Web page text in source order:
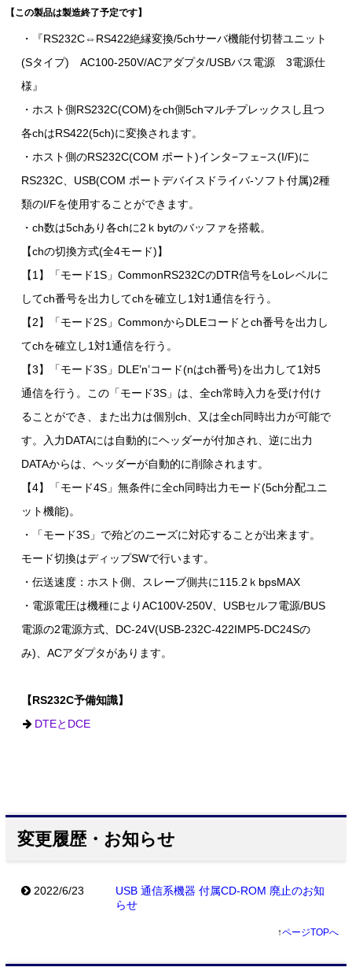
【この製品は製造終了予定です】
・『RS232C⇔RS422絶縁変換/5chサーバ機能付切替ユニット
(Sタイプ) AC100-250V/ACアダプタ/USBバス電源 3電源仕
様』
・ホスト側RS232C(COM)をch側5chマルチプレックスし且つ
各chはRS422(5ch)に変換されます。
・ホスト側のRS232C(COM ポート)インタ−フェ−ス(I/F)に
RS232C、USB(COM ポートデバイスドライバ-ソフト付属)2種
類のI/Fを使用することができます。
・ch数は5chあり各chに2ｋbytのバッファを搭載。
【chの切換方式(全4モード)】
【1】「モード1S」CommonRS232CのDTR信号をLoレベルに
してch番号を出力してchを確立し1対1通信を行う。
【2】「モード2S」CommonからDLEコードとch番号を出力し
てchを確立し1対1通信を行う。
【3】「モード3S」DLE’n’コード(nはch番号)を出力して1対5
通信を行う。この「モード3S」は、全ch常時入力を受け付け
ることができ、また出力は個別ch、又は全ch同時出力が可能で
す。入力DATAには自動的にヘッダーが付加され、逆に出力
DATAからは、ヘッダーが自動的に削除されます。
【4】「モード4S」無条件に全ch同時出力モード(5ch分配ユニ
ット機能)。
・「モード3S」で殆どのニーズに対応することが出来ます。
モード切換はディップSWで行います。
・伝送速度：ホスト側、スレーブ側共に115.2ｋbpsMAX
・電源電圧は機種によりAC100V-250V、USBセルフ電源/BUS
電源の2電源方式、DC-24V(USB-232C-422IMP5-DC24Sの
み)、ACアダプタがあります。
【RS232C予備知識】
DTEとDCE
変更履歴・お知らせ
2022/6/23
USB 通信系機器 付属CD-ROM 廃止のお知
らせ
↑ページTOPへ